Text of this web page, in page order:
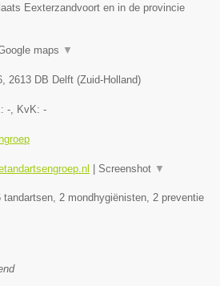
Eexterzandvoort en in de provincie
maps ▼
2613 DB Delft (Zuid-Holland)
- , KvK: -
Screenshot ▼
2 mondhygiënisten, 2 preventie